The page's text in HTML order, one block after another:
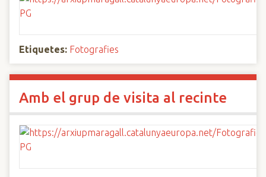
Etiquetes: Fotografies
Amb el grup de visita al recinte